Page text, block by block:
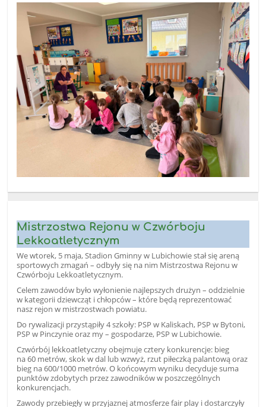
Mistrzostwa Rejonu w Czwórboju
Lekkoatletycznym
We wtorek, 5 maja, Stadion Gminny w Lubichowie stał się areną
sportowych zmagań – odbyły się na nim Mistrzostwa Rejonu w
Czwórboju Lekkoatletycznym.
Celem zawodów było wyłonienie najlepszych drużyn – oddzielnie
w kategorii dziewcząt i chłopców – które będą reprezentować
nasz rejon w mistrzostwach powiatu.
Do rywalizacji przystąpiły 4 szkoły: PSP w Kaliskach, PSP w Bytoni,
PSP w Pinczynie oraz my – gospodarze, PSP w Lubichowie.
Czwórbój lekkoatletyczny obejmuje cztery konkurencje: bieg
na 60 metrów, skok w dal lub wzwyż, rzut piłeczką palantową oraz
bieg na 600/1000 metrów. O końcowym wyniku decyduje suma
punktów zdobytych przez zawodników w poszczególnych
konkurencjach.
Zawody przebiegły w przyjaznej atmosferze fair play i dostarczyły